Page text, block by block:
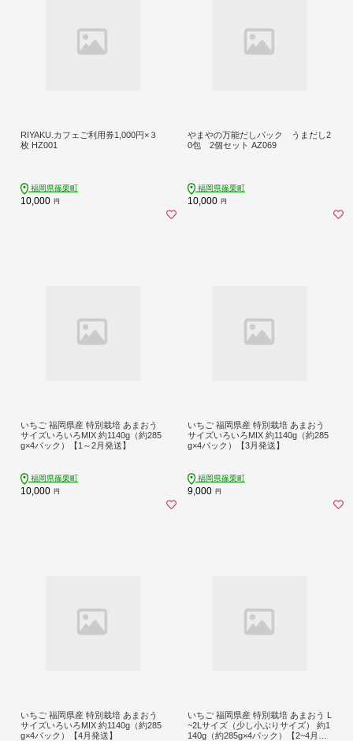
RIYAKU.カフェご利用券1,000円×３
枚 HZ001
福岡県篠栗町
10,000 円
やまやの万能だしパック うまだし2
0包 2個セット AZ069
福岡県篠栗町
10,000 円
いちご 福岡県産 特別栽培 あまおう
サイズいろいろMIX 約1140g（約285
g×4パック）【1～2月発送】
福岡県篠栗町
10,000 円
いちご 福岡県産 特別栽培 あまおう
サイズいろいろMIX 約1140g（約285
g×4パック）【3月発送】
福岡県篠栗町
9,000 円
いちご 福岡県産 特別栽培 あまおう
サイズいろいろMIX 約1140g（約285
g×4パック）【4月発送】
いちご 福岡県産 特別栽培 あまおう L
~2Lサイズ（少し小ぶりサイズ） 約1
140g（約285g×4パック）【2~4月発